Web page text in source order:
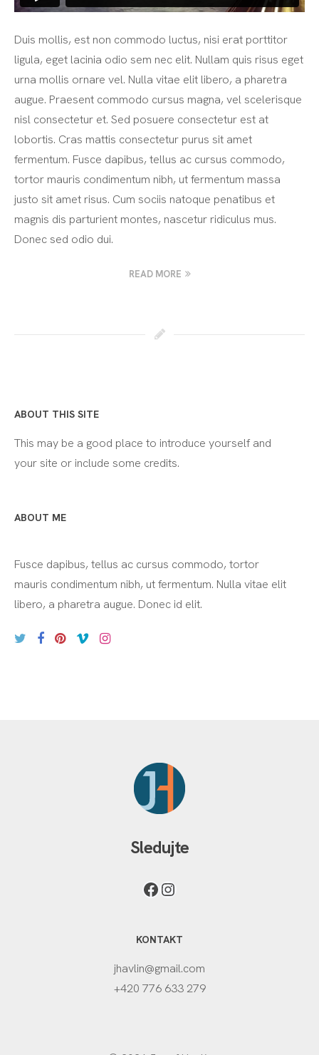
Duis mollis, est non commodo luctus, nisi erat porttitor
ligula, eget lacinia odio sem nec elit. Nullam quis risus eget
urna mollis ornare vel. Nulla vitae elit libero, a pharetra
augue. Praesent commodo cursus magna, vel scelerisque
nisl consectetur et. Sed posuere consectetur est at
lobortis. Cras mattis consectetur purus sit amet
fermentum. Fusce dapibus, tellus ac cursus commodo,
tortor mauris condimentum nibh, ut fermentum massa
justo sit amet risus. Cum sociis natoque penatibus et
magnis dis parturient montes, nascetur ridiculus mus.
Donec sed odio dui.
READ MORE
ABOUT THIS SITE
This may be a good place to introduce yourself and
your site or include some credits.
ABOUT ME
Fusce dapibus, tellus ac cursus commodo, tortor
mauris condimentum nibh, ut fermentum. Nulla vitae elit
libero, a pharetra augue. Donec id elit.
Sledujte
KONTAKT
jhavlin@gmail.com
+420 776 633 279